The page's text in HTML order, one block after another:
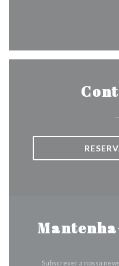
Subscrever a nossa